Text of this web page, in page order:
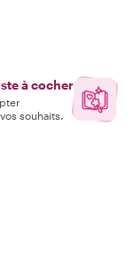
à cocher
souhaits.